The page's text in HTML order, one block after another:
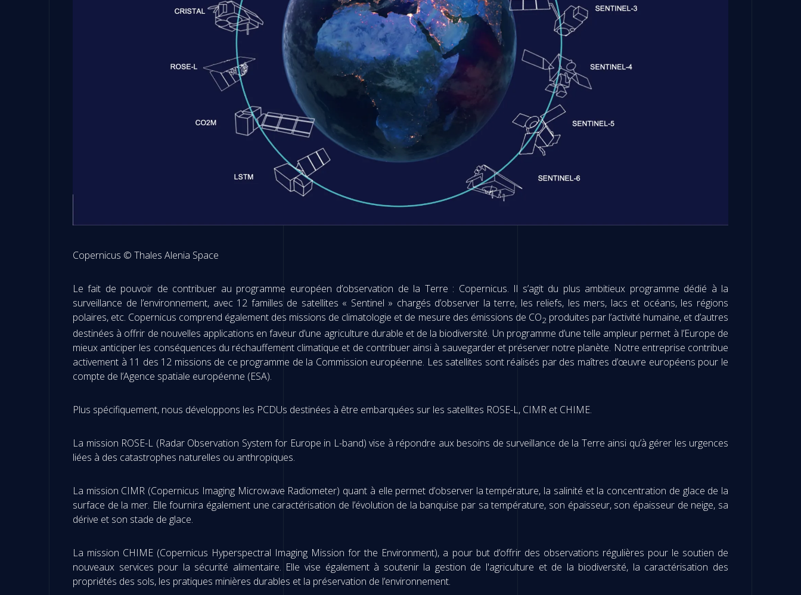
Copernicus © Thales Alenia Space
Le fait de pouvoir de contribuer au programme européen d’observation de la Terre : Copernicus. Il s’agit du plus ambitieux programme dédié à la
surveillance de l’environnement, avec 12 familles de satellites « Sentinel » chargés d’observer la terre, les reliefs, les mers, lacs et océans, les régions
polaires, etc. Copernicus comprend également des missions de climatologie et de mesure des émissions de CO2 produites par l’activité humaine, et d’autres
destinées à offrir de nouvelles applications en faveur d’une agriculture durable et de la biodiversité. Un programme d’une telle ampleur permet à l’Europe de
mieux anticiper les conséquences du réchauffement climatique et de contribuer ainsi à sauvegarder et préserver notre planète. Notre entreprise contribue
activement à 11 des 12 missions de ce programme de la Commission européenne. Les satellites sont réalisés par des maîtres d’œuvre européens pour le
compte de l’Agence spatiale européenne (ESA).
Plus spécifiquement, nous développons les PCDUs destinées à être embarquées sur les satellites ROSE-L, CIMR et CHIME.
La mission ROSE-L (Radar Observation System for Europe in L-band) vise à répondre aux besoins de surveillance de la Terre ainsi qu’à gérer les urgences
liées à des catastrophes naturelles ou anthropiques.
La mission CIMR (Copernicus Imaging Microwave Radiometer) quant à elle permet d’observer la température, la salinité et la concentration de glace de la
surface de la mer. Elle fournira également une caractérisation de l’évolution de la banquise par sa température, son épaisseur, son épaisseur de neige, sa
dérive et son stade de glace.
La mission CHIME (Copernicus Hyperspectral Imaging Mission for the Environment), a pour but d’offrir des observations régulières pour le soutien de
nouveaux services pour la sécurité alimentaire. Elle vise également à soutenir la gestion de l'agriculture et de la biodiversité, la caractérisation des
propriétés des sols, les pratiques minières durables et la préservation de l’environnement.